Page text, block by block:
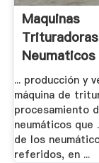
Maquinas
... producción y
máquina de
procesamiento
neumáticos que
de los
referidos, en ...